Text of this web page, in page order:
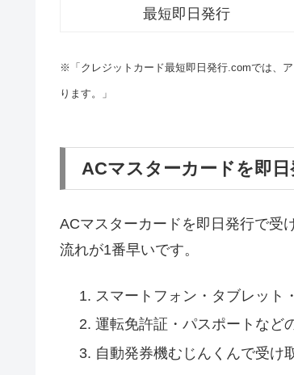
最短即日発行
※「クレジットカード最短即日発行.comでは、
ります。」
ACマスターカードを即日
ACマスターカードを即日発行で受
流れが1番早いです。
スマートフォン・タブレット
運転免許証・パスポートなど
自動発券機むじんくんで受け